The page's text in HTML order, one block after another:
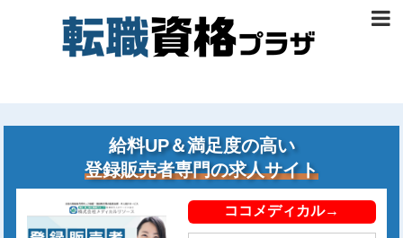
給料UP＆満足度の高い
登録販売者専門の求人サイト
ココメディカル→